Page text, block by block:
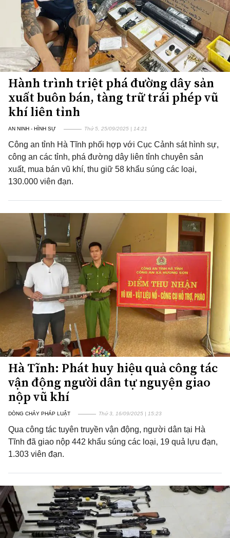
Hành trình triệt phá đường dây sản
xuất buôn bán, tàng trữ trái phép vũ
khí liên tỉnh
AN NINH - HÌNH SỰ Thứ 5, 25/09/2025 | 14:21
Công an tỉnh Hà Tĩnh phối hợp với Cục Cảnh sát hình sự,
công an các tỉnh, phá đường dây liên tỉnh chuyên sản
xuất, mua bán vũ khí, thu giữ 58 khẩu súng các loại,
130.000 viên đạn.
Hà Tĩnh: Phát huy hiệu quả công tác
vận động người dân tự nguyện giao
nộp vũ khí
DÒNG CHẢY PHÁP LUẬT Thứ 3, 16/09/2025 | 15:23
Qua công tác tuyên truyền vận động, người dân tại Hà
Tĩnh đã giao nộp 442 khẩu súng các loại, 19 quả lựu đạn,
1.303 viên đạn.